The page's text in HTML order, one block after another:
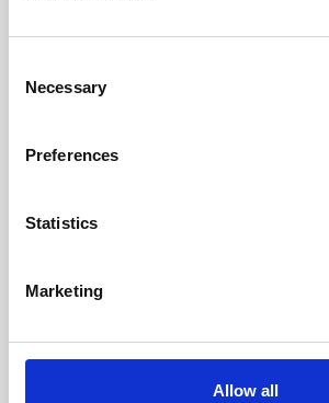
Selection
Necessary
Preferences
Statistics
Marketing
Allow all
BEZPIECZNIE
ZAPAKOWANE
Każda pojedyncza część jest